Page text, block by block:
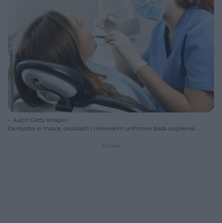
Autor: Getty Images
Dentystka w masce, okularach i niebieskim uniformie bada uzębienie
stomatologiczne. Sprawdź, jak zaoszczędzić na darmowym dentystce